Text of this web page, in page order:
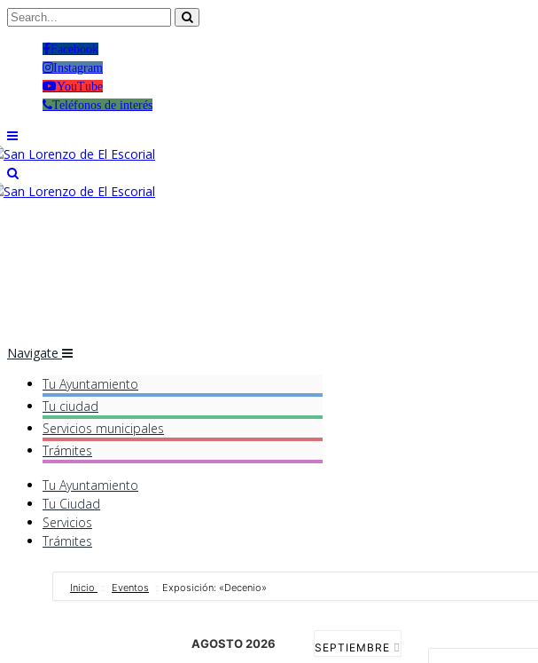
Facebook
Instagram
YouTube
Teléfonos de interés
Navigate
Tu Ayuntamiento
Tu ciudad
Servicios municipales
Trámites
Tu Ayuntamiento
Tu Ciudad
Servicios
Trámites
Inicio Eventos Exposición: «Decenio»
AGOSTO 2026 SEPTIEMBRE